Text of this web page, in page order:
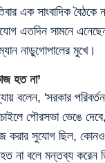
এক সাংবাদিক
এতদিন সামনে
নাড়ুগোপালের মুখে।
হত না’
বলেন, 'সরকার
পৌরসভা ভেঙে
করার সুযোগ ছিল,
না বলে মন্তব্য